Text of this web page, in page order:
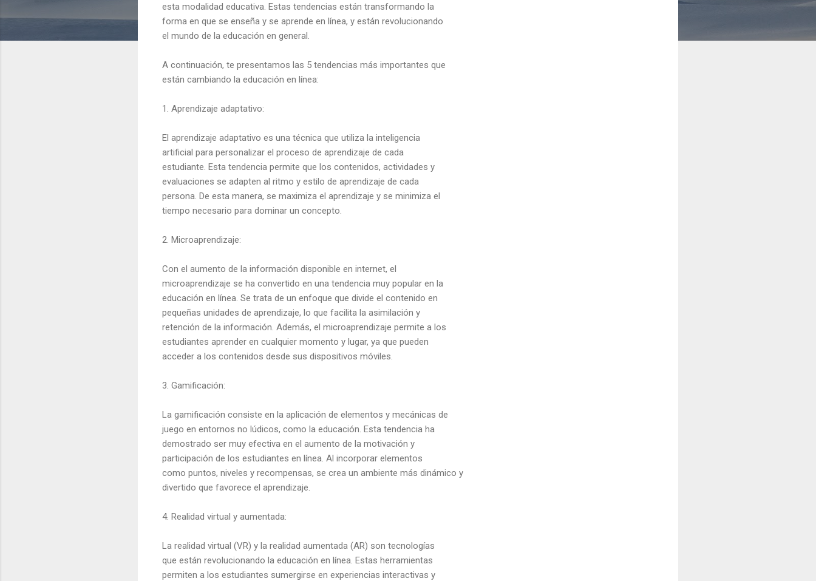
esta modalidad educativa. Estas tendencias están transformando la
forma en que se enseña y se aprende en línea, y están revolucionando
el mundo de la educación en general.
A continuación, te presentamos las 5 tendencias más importantes que
están cambiando la educación en línea:
1. Aprendizaje adaptativo:
El aprendizaje adaptativo es una técnica que utiliza la inteligencia
artificial para personalizar el proceso de aprendizaje de cada
estudiante. Esta tendencia permite que los contenidos, actividades y
evaluaciones se adapten al ritmo y estilo de aprendizaje de cada
persona. De esta manera, se maximiza el aprendizaje y se minimiza el
tiempo necesario para dominar un concepto.
2. Microaprendizaje:
Con el aumento de la información disponible en internet, el
microaprendizaje se ha convertido en una tendencia muy popular en la
educación en línea. Se trata de un enfoque que divide el contenido en
pequeñas unidades de aprendizaje, lo que facilita la asimilación y
retención de la información. Además, el microaprendizaje permite a los
estudiantes aprender en cualquier momento y lugar, ya que pueden
acceder a los contenidos desde sus dispositivos móviles.
3. Gamificación:
La gamificación consiste en la aplicación de elementos y mecánicas de
juego en entornos no lúdicos, como la educación. Esta tendencia ha
demostrado ser muy efectiva en el aumento de la motivación y
participación de los estudiantes en línea. Al incorporar elementos
como puntos, niveles y recompensas, se crea un ambiente más dinámico y
divertido que favorece el aprendizaje.
4. Realidad virtual y aumentada:
La realidad virtual (VR) y la realidad aumentada (AR) son tecnologías
que están revolucionando la educación en línea. Estas herramientas
permiten a los estudiantes sumergirse en experiencias interactivas y